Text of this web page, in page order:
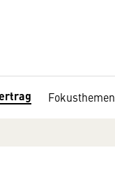
Fokusthemen